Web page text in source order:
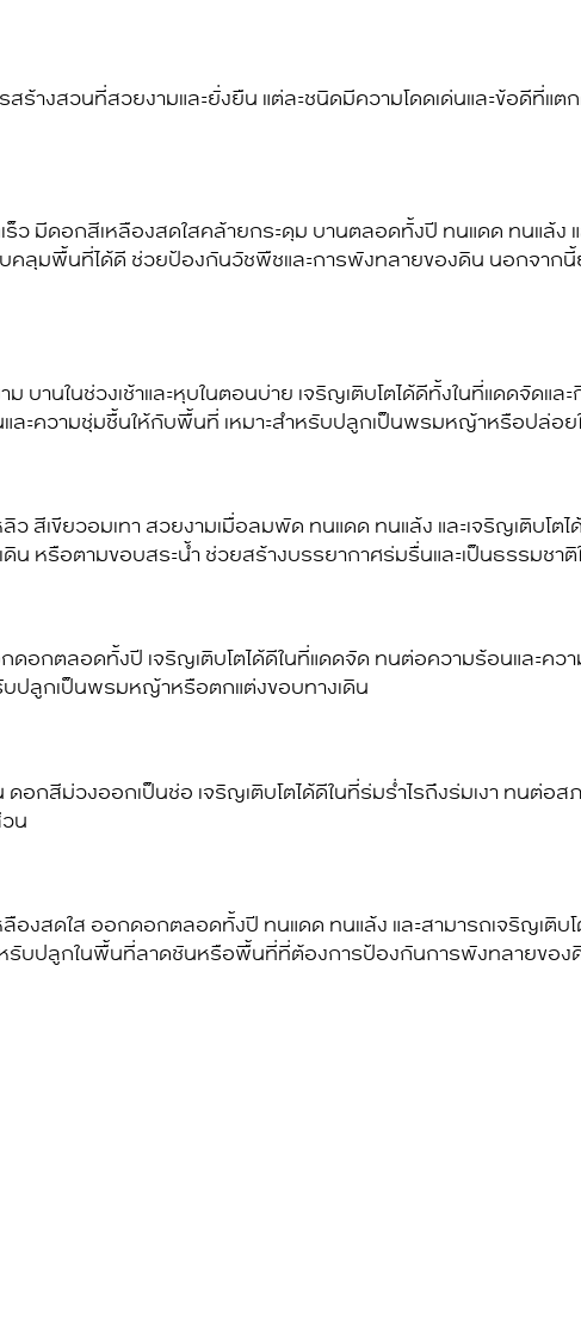
ร้างสวนที่สวยงามและยั่งยืน แต่ละชนิดมีความโดดเด่นและข้อดีที่แต
ร็ว มีดอกสีเหลืองสดใสคล้ายกระดุม บานตลอดทั้งปี ทนแดด ทนแล้ง
บคลุมพื้นที่ได้ดี ช่วยป้องกันวัชพืชและการพังทลายของดิน นอกจาก
านในช่วงเช้าและหุบในตอนบ่าย เจริญเติบโตได้ดีทั้งในที่แดดจัดแ
ละความชุ่มชื้นให้กับพื้นที่ เหมาะสำหรับปลูกเป็นพรมหญ้าหรือปล่อ
ว สีเขียวอมเทา สวยงามเมื่อลมพัด ทนแดด ทนแล้ง และเจริญเติบโ
น หรือตามขอบสระน้ำ ช่วยสร้างบรรยากาศร่มรื่นและเป็นธรรมชา
อกตลอดทั้งปี เจริญเติบโตได้ดีในที่แดดจัด ทนต่อความร้อนและควา
บปลูกเป็นพรมหญ้าหรือตกแต่งขอบทางเดิน
ดอกสีม่วงออกเป็นช่อ เจริญเติบโตได้ดีในที่ร่มร่ำไรถึงร่มเงา ทนต่
น
องสดใส ออกดอกตลอดทั้งปี ทนแดด ทนแล้ง และสามารถเจริญเติ
หรับปลูกในพื้นที่ลาดชันหรือพื้นที่ที่ต้องการป้องกันการพังทลายของ